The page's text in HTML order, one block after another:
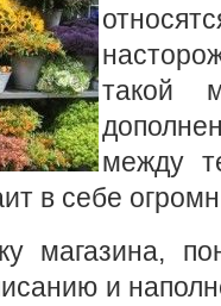
такой
между
в себе
магазина,
и